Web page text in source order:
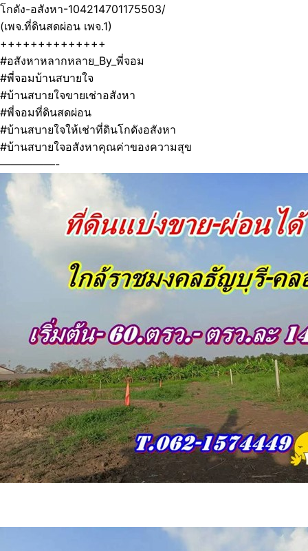
โกดัง-อสังหา-104214701175503/
(เพจ.ที่ดินสดผ่อน เพจ.1)
++++++++++++++
#อสังหาหลากหลาย_By_พี่จอม
#พี่จอมบ้านสบายใจ
#บ้านสบายใจขายเช่าอสังหา
#พี่จอมที่ดินสดผ่อน
#บ้านสบายใจให้เช่าที่ดินโกดังอสังหา
#บ้านสบายใจอสังหาคุณค่าของความสุข
—————-